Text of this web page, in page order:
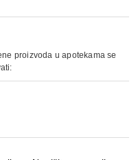
proizvoda u apotekama se